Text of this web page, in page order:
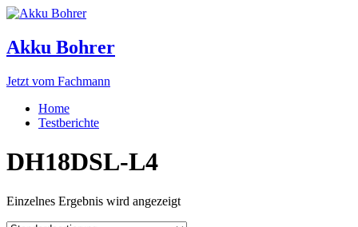
Akku Bohrer
Jetzt vom Fachmann
Home
Testberichte
DH18DSL-L4
Einzelnes Ergebnis wird angezeigt